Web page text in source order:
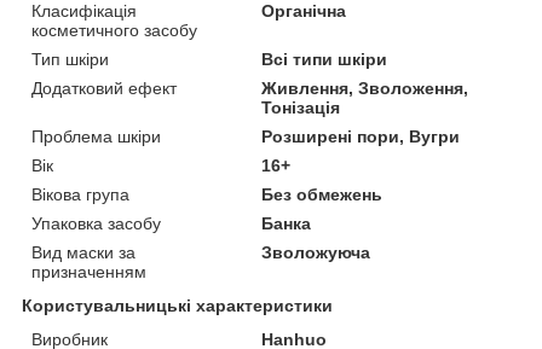
Класифікація
косметичного засобу
Органічна
Тип шкіри
Всі типи шкіри
Додатковий ефект
Живлення, Зволоження,
Тонізація
Проблема шкіри
Розширені пори, Вугри
Вік
16+
Вікова група
Без обмежень
Упаковка засобу
Банка
Вид маски за
призначенням
Зволожуюча
Користувальницькі характеристики
Виробник
Hanhuo